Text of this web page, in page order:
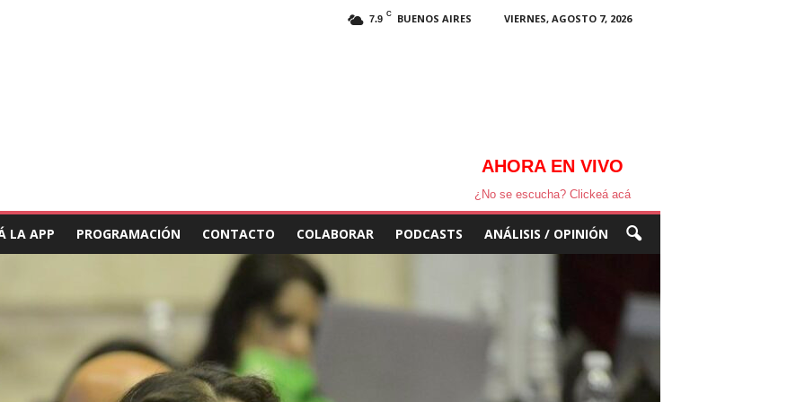
7.9 C BUENOS AIRES
VIERNES, AGOSTO 7, 2026
AHORA EN VIVO
¿No se escucha? Clickeá acá
LA APP PROGRAMACIÓN CONTACTO PODCASTS ANÁLISIS / OPINIÓN